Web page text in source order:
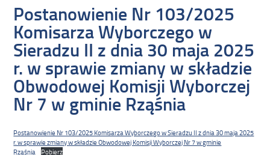
Postanowienie Nr 103/2025
Komisarza Wyborczego w
Sieradzu II z dnia 30 maja 2025
r. w sprawie zmiany w składzie
Obwodowej Komisji Wyborczej
Nr 7 w gminie Rząśnia
Postanowienie Nr 103/2025 Komisarza Wyborczego w Sieradzu II z dnia 30 maja 2025
r. w sprawie zmiany w składzie Obwodowej Komisji Wyborczej Nr 7 w gminie
Rząśnia
Pobierz